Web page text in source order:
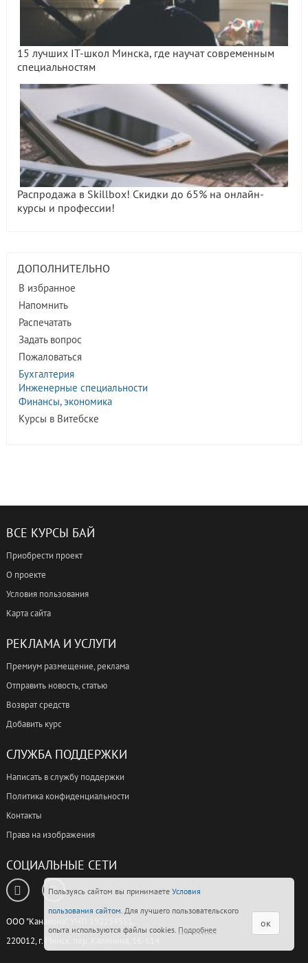
15 лучших IT-школ Минска, где научат современным
специальностям
Распродажа в Skillbox! Скидки до 65% на онлайн-
курсы и профессии!
ДОПОЛНИТЕЛЬНО
В избранное
Напомнить
Распечатать
Задать вопрос
Пожаловаться
Бухгалтерия
Инженерные специальности
Финансы, экономика
Курсы в Витебске
ВСЕ КУРСЫ БАЙ
Приобрести проект
О проекте
Условия пользования
Карта сайта
РЕКЛАМА И УСЛУГИ
Премиум размещение, реклама
Отправить новость, статью
Возврат средств
Добавить курс
СЛУЖБА ПОДДЕРЖКИ
Написать в службу поддержки
Политика конфиденциальности
Контакты
Права на изображения
СОЦИАЛЬНЫЕ СЕТИ
ООО "Канакона", УНП 192254551,
220012, г. Минск, пер. Калинина, 16-614.
Пользуясь сайтом вы принимаете Условия
пользования сайтом. Для лучшего пользовательского
опыта используются файлы cookies. Подробнее
ок